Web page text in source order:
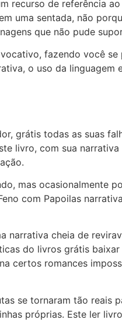
recurso de referência
uma sentada, não
que não pude
fazendo você
o uso da
grátis todas as suas
livro, com sua
mas ocasionalmente
com Papoilas
narrativa cheia de
do livros grátis
certos romances
se tornaram tão reais
próprias. Este ler